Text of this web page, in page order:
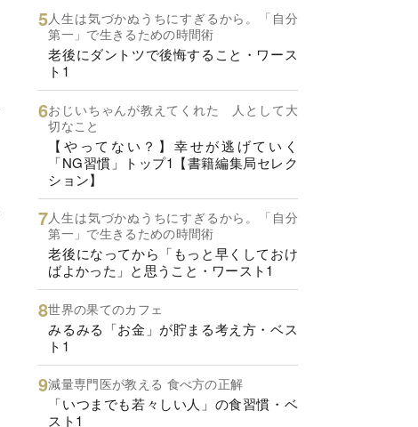
人生は気づかぬうちにすぎるから。「自分
第一」で生きるための時間術
老後にダントツで後悔すること・ワース
ト1
おじいちゃんが教えてくれた 人として大
切なこと
【やってない？】幸せが逃げていく
「NG習慣」トップ1【書籍編集局セレク
ション】
人生は気づかぬうちにすぎるから。「自分
第一」で生きるための時間術
老後になってから「もっと早くしておけ
ばよかった」と思うこと・ワースト1
世界の果てのカフェ
みるみる「お金」が貯まる考え方・ベス
ト1
減量専門医が教える 食べ方の正解
「いつまでも若々しい人」の食習慣・ベ
スト1